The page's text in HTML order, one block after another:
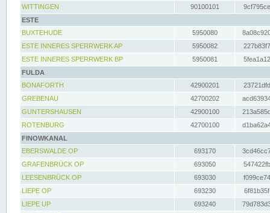
WITTINGEN
90100101
ESTE
BUXTEHUDE
5950080
ESTE INNERES SPERRWERK AP
5950082
ESTE INNERES SPERRWERK BP
5950081
FULDA
BONAFORTH
42900201
GREBENAU
42700202
GUNTERSHAUSEN
42900100
ROTENBURG
42700100
FINOWKANAL
EBERSWALDE OP
693170
GRAFENBRÜCK OP
693050
LEESENBRÜCK OP
693030
LIEPE OP
693230
LIEPE UP
693240